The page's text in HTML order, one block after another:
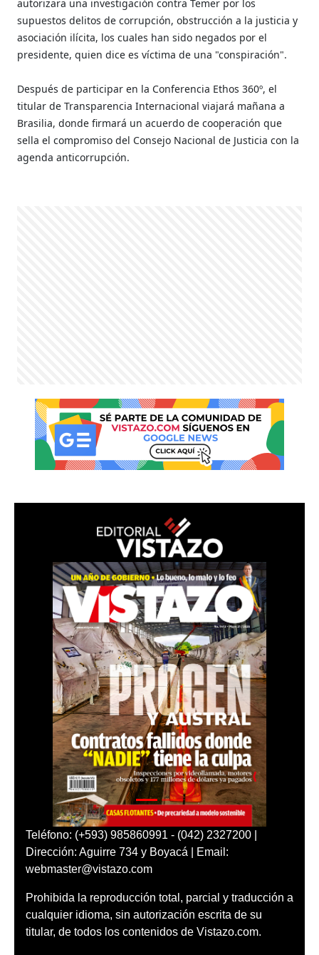
autorizara una investigación contra Temer por los
supuestos delitos de corrupción, obstrucción a la justicia y
asociación ilícita, los cuales han sido negados por el
presidente, quien dice es víctima de una "conspiración".
Después de participar en la Conferencia Ethos 360º, el
titular de Transparencia Internacional viajará mañana a
Brasilia, donde firmará un acuerdo de cooperación que
sella el compromiso del Consejo Nacional de Justicia con la
agenda anticorrupción.
Teléfono: (+593) 985860991 - (042) 2327200 |
Dirección: Aguirre 734 y Boyacá | Email:
webmaster@vistazo.com
Prohibida la reproducción total, parcial y traducción a
cualquier idioma, sin autorización escrita de su
titular, de todos los contenidos de Vistazo.com.